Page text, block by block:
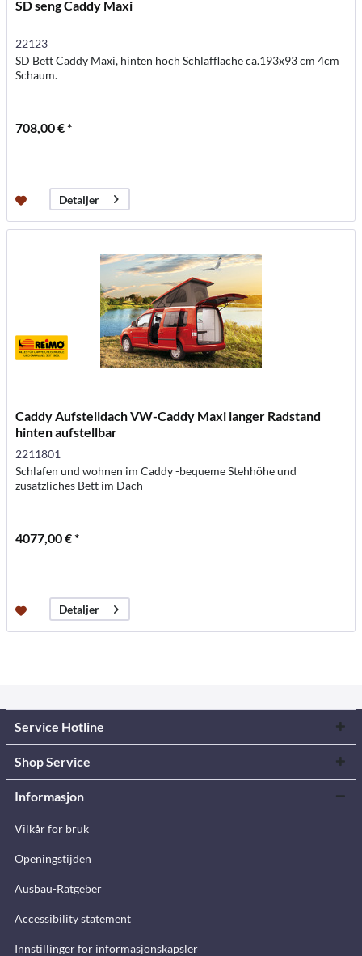
SD seng Caddy Maxi
22123
SD Bett Caddy Maxi, hinten hoch Schlaffläche ca.193x93 cm 4cm
Schaum.
708,00 € *
Detaljer
Caddy Aufstelldach VW-Caddy Maxi langer Radstand
hinten aufstellbar
2211801
Schlafen und wohnen im Caddy -bequeme Stehhöhe und
zusätzliches Bett im Dach-
4077,00 € *
Detaljer
Service Hotline
Shop Service
Informasjon
Vilkår for bruk
Openingstijden
Ausbau-Ratgeber
Accessibility statement
Innstillinger for informasjonskapsler